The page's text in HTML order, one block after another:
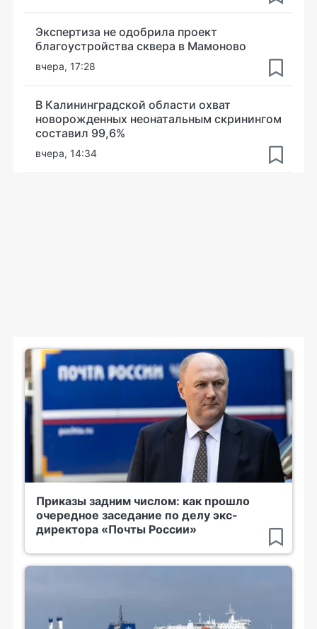
Экспертиза не одобрила проект
благоустройства сквера в Мамоново
вчера, 17:28
В Калининградской области охват
новорожденных неонатальным скринингом
составил 99,6%
вчера, 14:34
Приказы задним числом: как прошло
очередное заседание по делу экс-
директора «Почты России»